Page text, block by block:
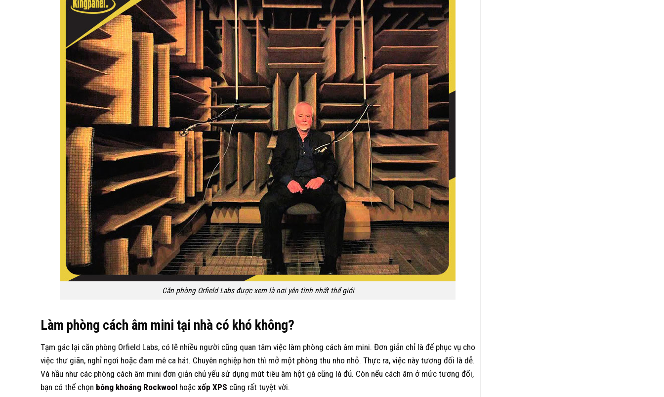
Căn phòng Orfield Labs được xem là nơi yên tĩnh nhất thế giới
Làm phòng cách âm mini tại nhà có khó không?
Tạm gác lại căn phòng Orfield Labs, có lẽ nhiều người cũng quan tâm việc làm phòng cách âm mini. Đơn giản chỉ là để phục vụ cho
việc thư giãn, nghỉ ngơi hoặc đam mê ca hát. Chuyên nghiệp hơn thì mở một phòng thu nho nhỏ. Thực ra, việc này tương đối là dễ.
Và hầu như các phòng cách âm mini đơn giản chủ yếu sử dụng mút tiêu âm hột gà cũng là đủ. Còn nếu cách âm ở mức tương đối,
bạn có thể chọn bông khoáng Rockwool hoặc xốp XPS cũng rất tuyệt vời.